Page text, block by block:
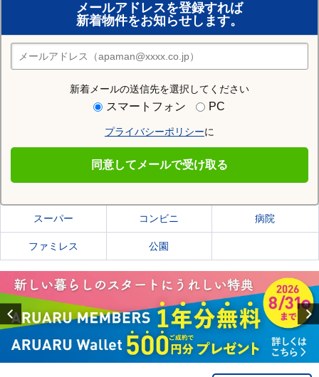
メールアドレスを登録すれば
新着物件をお知らせします。
新着メールの送信先を選択してください
スマートフォン PC
プライバシーポリシーに
同意してメールで受け取る
おまかせ物件リクエスト
住みたい街の店舗を探す
店舗検索
住む街研究所で室蘭市の情報を見る
室蘭市の施設一覧
スーパー コンビニ 病院
ファミレス 公園
Previous